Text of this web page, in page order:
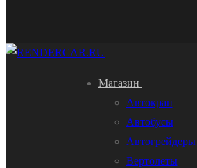
Магазин
Автокран
Автобусы
Автогрейдеры
Вертолеты